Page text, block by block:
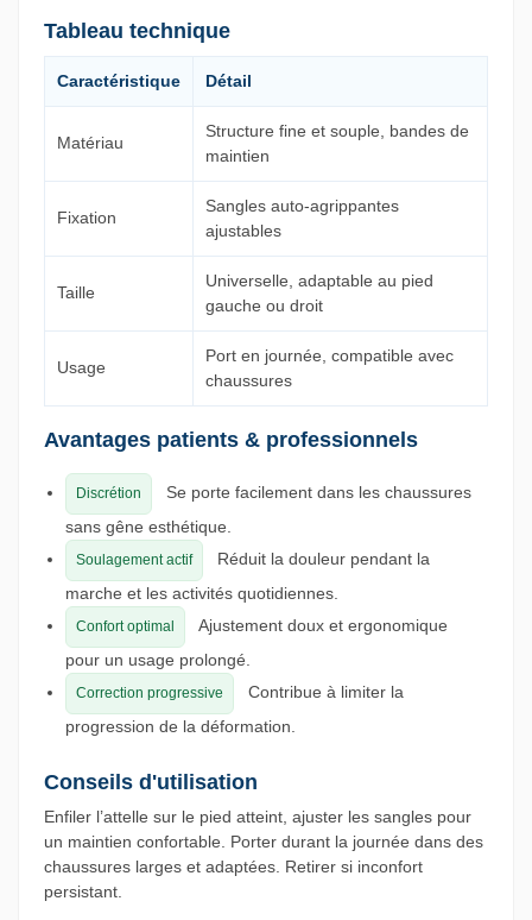
Tableau technique
Caractéristique Détail
Matériau
Structure fine et souple, bandes de
maintien
Fixation
Sangles auto-agrippantes
ajustables
Taille
Universelle, adaptable au pied
gauche ou droit
Usage
Port en journée, compatible avec
chaussures
Avantages patients & professionnels
Discrétion
Se porte facilement dans les chaussures
sans gêne esthétique.
Soulagement actif
Réduit la douleur pendant la
marche et les activités quotidiennes.
Confort optimal
Ajustement doux et ergonomique
pour un usage prolongé.
Correction progressive
Contribue à limiter la
progression de la déformation.
Conseils d'utilisation
Enfiler l’attelle sur le pied atteint, ajuster les sangles pour
un maintien confortable. Porter durant la journée dans des
chaussures larges et adaptées. Retirer si inconfort
persistant.